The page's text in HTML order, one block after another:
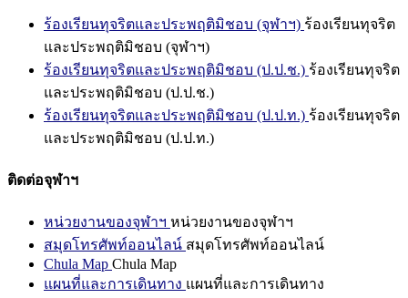
ร้องเรียนทุจริตและประพฤติมิชอบ (จุฬาฯ) ร้องเรียนทุจริต
และประพฤติมิชอบ (จุฬาฯ)
ร้องเรียนทุจริตและประพฤติมิชอบ (ป.ป.ช.) ร้องเรียนทุจริต
และประพฤติมิชอบ (ป.ป.ช.)
ร้องเรียนทุจริตและประพฤติมิชอบ (ป.ป.ท.) ร้องเรียนทุจริต
และประพฤติมิชอบ (ป.ป.ท.)
ติดต่อจุฬาฯ
หน่วยงานของจุฬาฯ หน่วยงานของจุฬาฯ
สมุดโทรศัพท์ออนไลน์ สมุดโทรศัพท์ออนไลน์
Chula Map Chula Map
แผนที่และการเดินทาง แผนที่และการเดินทาง